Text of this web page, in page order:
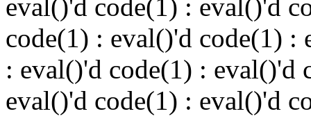
eval()'d code(1) : eval()'d
code(1) : eval()'d code(1) :
: eval()'d code(1) : eval()'d
eval()'d code(1) : eval()'d